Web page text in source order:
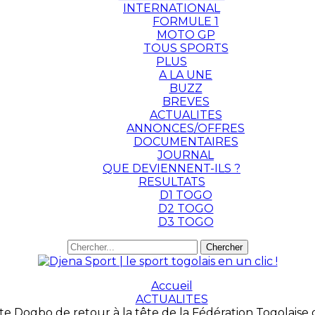
INTERNATIONAL
FORMULE 1
MOTO GP
TOUS SPORTS
PLUS
A LA UNE
BUZZ
BREVES
ACTUALITES
ANNONCES/OFFRES
DOCUMENTAIRES
JOURNAL
QUE DEVIENNENT-ILS ?
RESULTATS
D1 TOGO
D2 TOGO
D3 TOGO
Accueil
ACTUALITES